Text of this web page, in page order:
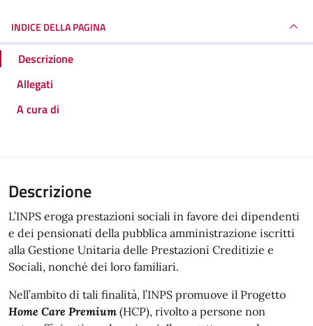
INDICE DELLA PAGINA
Descrizione
Allegati
A cura di
Descrizione
L’INPS eroga prestazioni sociali in favore dei dipendenti
e dei pensionati della pubblica amministrazione iscritti
alla Gestione Unitaria delle Prestazioni Creditizie e
Sociali, nonché dei loro familiari.
Nell’ambito di tali finalità, l’INPS promuove il Progetto
Home Care Premium (HCP), rivolto a persone non